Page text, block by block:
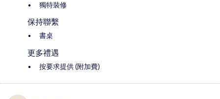
獨特裝修
保持聯繫
書桌
更多禮遇
按要求提供 (附加費)